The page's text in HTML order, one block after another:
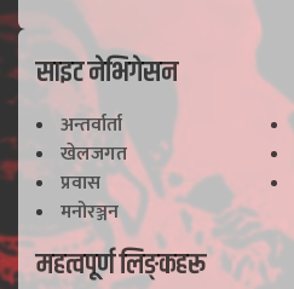
साइट नेभिगेसन
अन्तर्वार्ता
खेलजगत
प्रवास
मनोरञ्जन
महत्वपूर्ण लिङ्कहरू